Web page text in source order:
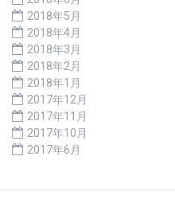
2018年5月
2018年4月
2018年3月
2018年2月
2018年1月
2017年12月
2017年11月
2017年10月
2017年6月